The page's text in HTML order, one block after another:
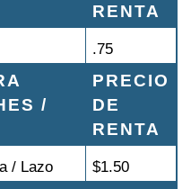
RENTA
.75
/
PRECIO
DE
RENTA
/ Lazo $1.50